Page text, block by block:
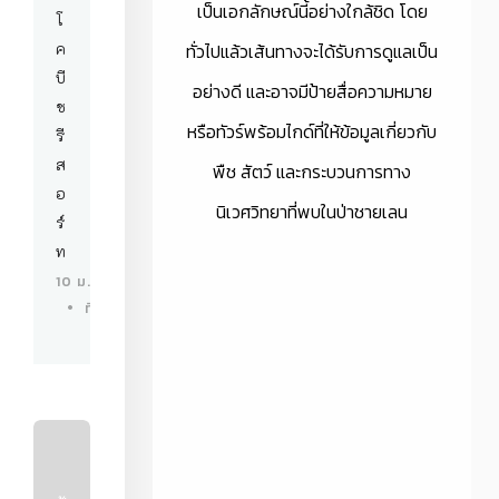
โ
ค
บี
ช
รี
ส
อ
ร์
ท
10 ม.ค. 67
ที่พักบางแสน
เป็นเอกลักษณ์นี้อย่างใกล้ชิด โดย
ทั่วไปแล้วเส้นทางจะได้รับการดูแลเป็น
อย่างดี และอาจมีป้ายสื่อความหมาย
หรือทัวร์พร้อมไกด์ที่ให้ข้อมูลเกี่ยวกับ
พืช สัตว์ และกระบวนการทาง
นิเวศวิทยาที่พบในป่าชายเลน